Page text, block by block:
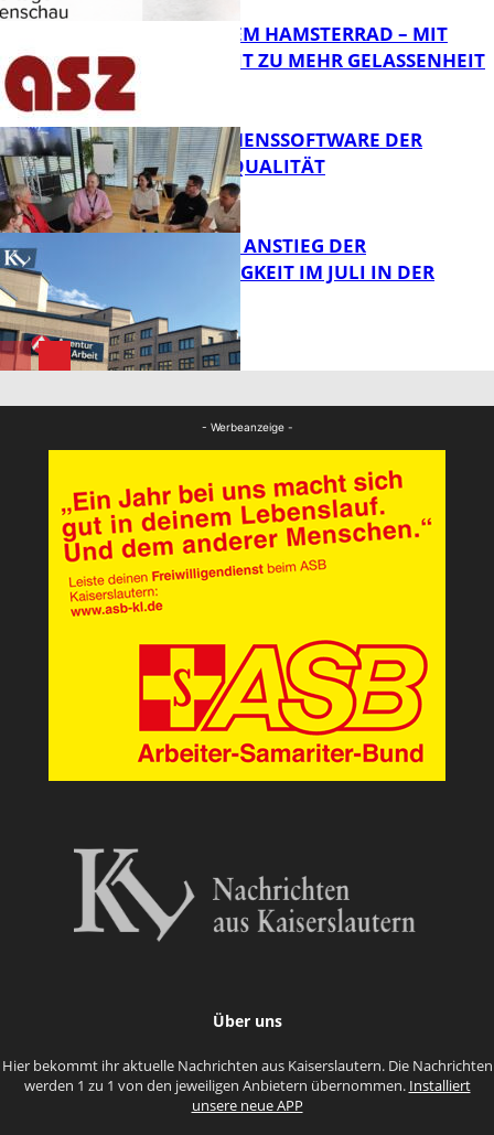
Bildung
Bildung
RAUS AUS DEM HAMSTERRAD – MIT
ACHTSAMKEIT ZU MEHR GELASSENHEIT
FB News
UNTERNEHMENSSOFTWARE DER
HÖCHSTEN QUALITÄT
SAISONALER ANSTIEG DER
ARBEITSLOSIGKEIT IM JULI IN DER
- Werbeanzeige -
Über uns
Hier bekommt ihr aktuelle Nachrichten aus Kaiserslautern. Die Nachrichten
werden 1 zu 1 von den jeweiligen Anbietern übernommen. Installiert
unsere neue APP